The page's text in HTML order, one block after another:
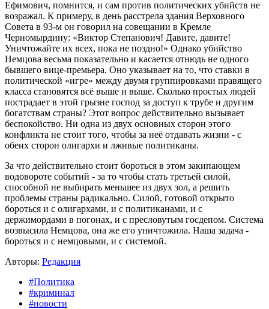
Ефимович, помнится, и сам против политических убийств не
возражал. К примеру, в день расстрела здания Верховного
Совета в 93-м он говорил на совещании в Кремле
Черномырдину: «Виктор Степанович! Давите, давите!
Уничтожайте их всех, пока не поздно!» Однако убийство
Немцова весьма показательно и касается отнюдь не одного
бывшего вице-премьера. Оно указывает на то, что ставки в
политической «игре» между двумя группировками правящего
класса становятся всё выше и выше. Сколько простых людей
пострадает в этой грызне господ за доступ к трубе и другим
богатствам страны? Этот вопрос действительно вызывает
беспокойство. Ни одна из двух основных сторон этого
конфликта не стоит того, чтобы за неё отдавать жизни - с
обеих сторон олигархи и лживые политиканы.
За что действительно стоит бороться в этом закипающем
водовороте событий - за то чтобы стать третьей силой,
способной не выбирать меньшее из двух зол, а решить
проблемы страны радикально. Силой, готовой открыто
бороться и с олигархами, и с политиканами, и с
держимордами в погонах, и с пресловутым госдепом. Система
возвысила Немцова, она же его уничтожила. Наша задача -
бороться и с немцовыми, и с системой.
Авторы: Редакция
#Политика
#криминал
#новости